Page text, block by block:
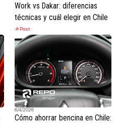
Work vs Dakar: diferencias
técnicas y cuál elegir en Chile
Post
6/4/2026
Cómo ahorrar bencina en Chile: